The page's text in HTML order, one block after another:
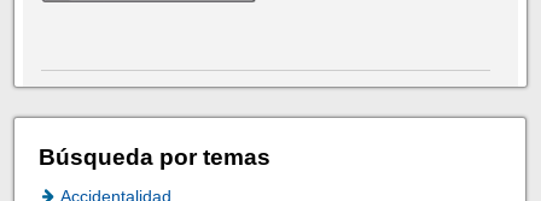
Búsqueda por temas
Accidentalidad